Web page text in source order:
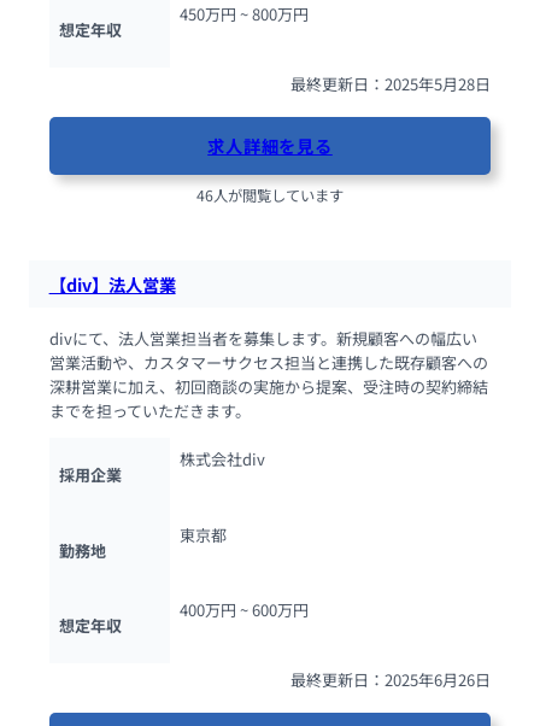
想定年収
450万円 ~ 800万円
最終更新日：2025年5月28日
求人詳細を見る
46人が閲覧しています
【div】法人営業
divにて、法人営業担当者を募集します。新規顧客への幅広い
営業活動や、カスタマーサクセス担当と連携した既存顧客への
深耕営業に加え、初回商談の実施から提案、受注時の契約締結
までを担っていただきます。
採用企業
株式会社div
勤務地
東京都
想定年収
400万円 ~ 600万円
最終更新日：2025年6月26日